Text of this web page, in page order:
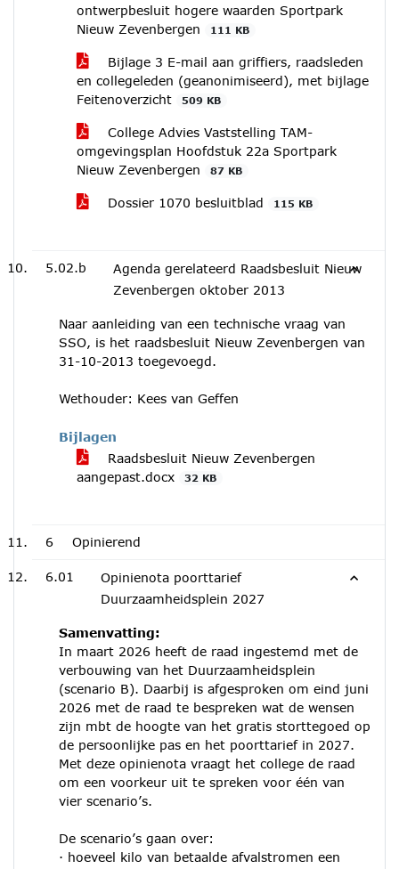
ontwerpbesluit hogere waarden Sportpark
Nieuw Zevenbergen
111 KB
Bijlage 3 E-mail aan griffiers, raadsleden
en collegeleden (geanonimiseerd), met bijlage
Feitenoverzicht
509 KB
College Advies Vaststelling TAM-
omgevingsplan Hoofdstuk 22a Sportpark
Nieuw Zevenbergen
87 KB
Dossier 1070 besluitblad 115 KB
5.02.b
Agenda gerelateerd Raadsbesluit Nieuw
Zevenbergen oktober 2013
Naar aanleiding van een technische vraag van
SSO, is het raadsbesluit Nieuw Zevenbergen van
31-10-2013 toegevoegd.
Wethouder: Kees van Geffen
Bijlagen
Raadsbesluit Nieuw Zevenbergen
aangepast.docx
32 KB
6 Opinierend
6.01
Opinienota poorttarief
Duurzaamheidsplein 2027
Samenvatting:
In maart 2026 heeft de raad ingestemd met de
verbouwing van het Duurzaamheidsplein
(scenario B). Daarbij is afgesproken om eind juni
2026 met de raad te bespreken wat de wensen
zijn mbt de hoogte van het gratis storttegoed op
de persoonlijke pas en het poorttarief in 2027.
Met deze opinienota vraagt het college de raad
om een voorkeur uit te spreken voor één van
vier scenario’s.
De scenario’s gaan over:
· hoeveel kilo van betaalde afvalstromen een